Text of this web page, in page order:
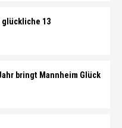
glückliche 13
bringt Mannheim Glück